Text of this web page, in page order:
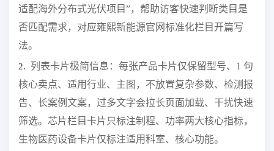
适配海外分布式光伏项目”，帮助访客快速判断类目是
否匹配需求，对应雍熙新能源官网标准化栏目开篇写
法。
2.
列表卡片极简信息：每张产品卡片仅保留型号、1 句
核心卖点、适用行业、主图，不放置复杂参数、检测报
告、长案例文案，过多文字会拉长页面加载、干扰快速
筛选。芯片栏目卡片只标注制程、功率两大核心指标，
生物医药设备卡片仅标注适用科室、核心功能。